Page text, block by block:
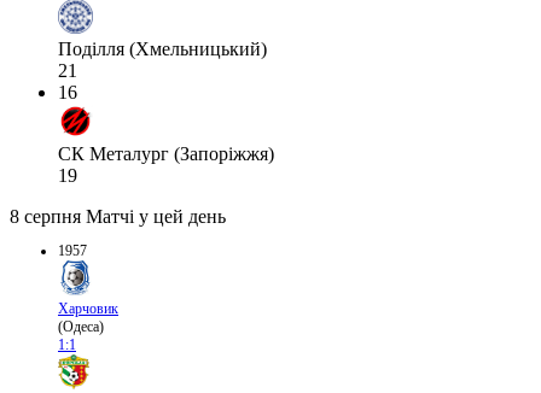
Поділля (Хмельницький)
21
16
СК Металург (Запоріжжя)
19
8 серпня Матчі у цей день
1957
Харчовик
(Одеса)
1:1